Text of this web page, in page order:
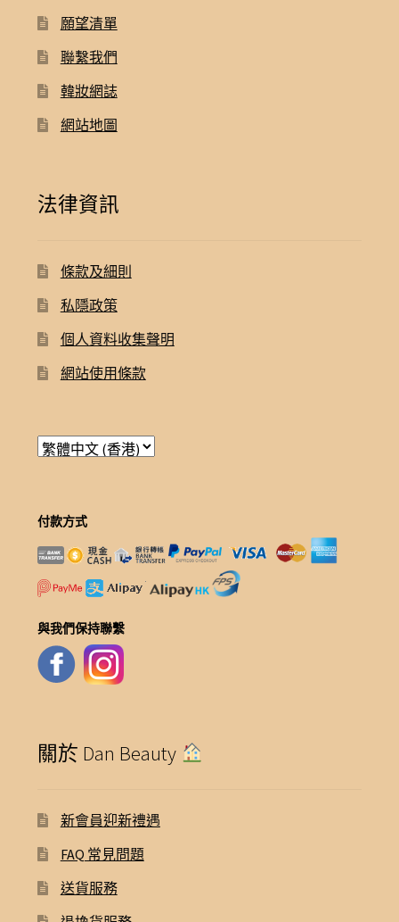
願望清單
聯繫我們
韓妝網誌
網站地圖
法律資訊
條款及細則
私隱政策
個人資料收集聲明
網站使用條款
付款方式
與我們保持聯繫
關於 Dan Beauty
新會員迎新禮遇
FAQ 常見問題
送貨服務